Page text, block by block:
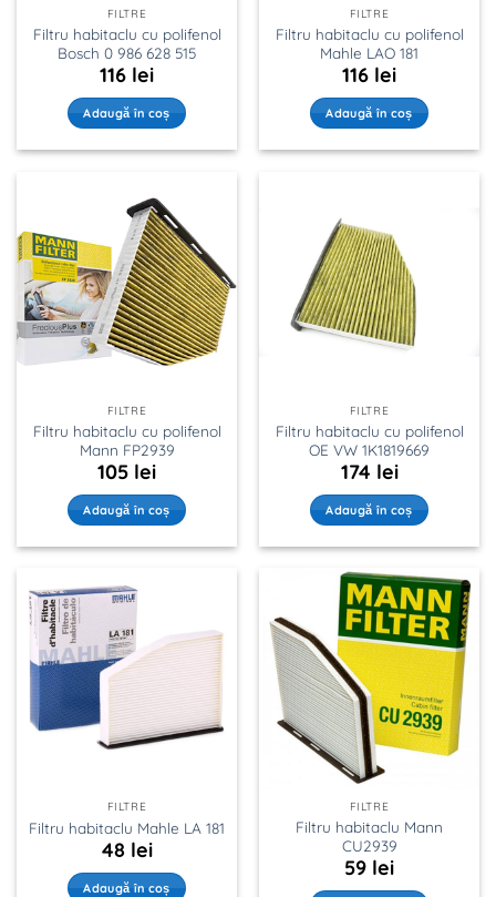
FILTRE
Filtru habitaclu cu polifenol
Bosch 0 986 628 515
116 lei
Adaugă în coș
FILTRE
Filtru habitaclu cu polifenol
Mahle LAO 181
116 lei
Adaugă în coș
FILTRE
Filtru habitaclu cu polifenol
Mann FP2939
105 lei
Adaugă în coș
FILTRE
Filtru habitaclu cu polifenol
OE VW 1K1819669
174 lei
Adaugă în coș
FILTRE
Filtru habitaclu Mahle LA 181
48 lei
Adaugă în coș
FILTRE
Filtru habitaclu Mann
CU2939
59 lei